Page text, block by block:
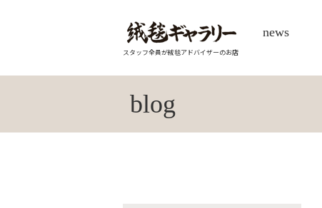
スタッフ全員が絨毯アドバイザーのお店
news
blog